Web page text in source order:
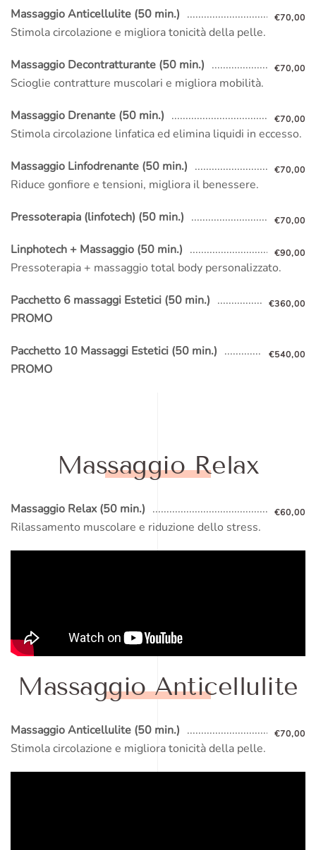
Massaggio Anticellulite (50 min.) €70,00
Stimola circolazione e migliora tonicità della pelle.
Massaggio Decontratturante (50 min.) €70,00
Scioglie contratture muscolari e migliora mobilità.
Massaggio Drenante (50 min.) €70,00
Stimola circolazione linfatica ed elimina liquidi in eccesso.
Massaggio Linfodrenante (50 min.) €70,00
Riduce gonfiore e tensioni, migliora il benessere.
Pressoterapia (linfotech) (50 min.) €70,00
Linphotech + Massaggio (50 min.) €90,00
Pressoterapia + massaggio total body personalizzato.
Pacchetto 6 massaggi Estetici (50 min.) €360,00
PROMO
Pacchetto 10 Massaggi Estetici (50 min.) €540,00
PROMO
Massaggio Relax
Massaggio Relax (50 min.) €60,00
Rilassamento muscolare e riduzione dello stress.
MassaggioAnticellulite
Massaggio Anticellulite (50 min.) €70,00
Stimola circolazione e migliora tonicità della pelle.